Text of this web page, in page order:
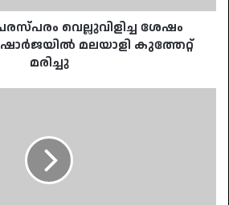
വെല്ലുവിളിച്ച ശേഷം
മലയാളി കുത്തേറ്റ്
മരിച്ചു